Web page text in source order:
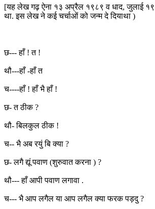
[यह लेख गढ़ ऐना १३ अप्रैल १९८९ व धाद, जुलाई
था. इस लेख ने कई चर्चाओं को जन्म दे दियाथा )
छ--- हाँ ! त !
थौ---हाँ -हाँ त
च----हाँ ! हाँ भै हाँ !
छ- त ठीक ?
थौ- बिलकुल ठीक !
च-- भै अब रयुं बि क्या ?
छ- लगै द्यूं पवाण (शुरुवात करना ) ?
थौ--- हाँ आपी पवाण लगावा .
च--- भै आप लगैल या आप लगैल क्या फरक पड़दु ?